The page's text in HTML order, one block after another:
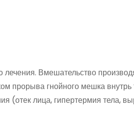
Вмешательство
прорыва гнойного мешка внутрь
(отек лица, гипертермия тела,